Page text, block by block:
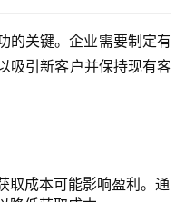
的关键。企业需要制定有
吸引新客户并保持现有客
取成本可能影响盈利。通